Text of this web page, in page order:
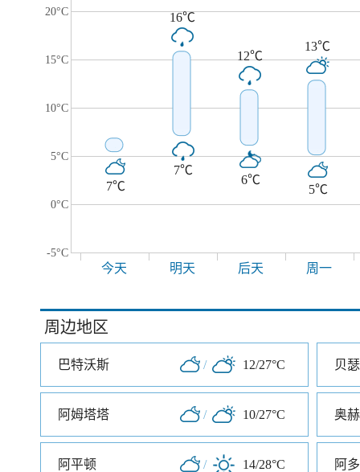
20°C
15°C
10°C
5°C
0°C
-5°C
7℃
16℃
7℃
12℃
6℃
13℃
5℃
今天 明天 后天 周一
周边地区
巴特沃斯 / 12/27°C 贝瑟
阿姆塔塔 / 10/27°C 奥
阿平顿 / 14/28°C 阿